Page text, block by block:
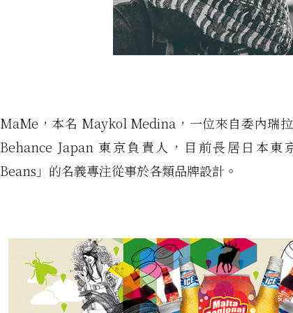
MaMe，本名 Maykol Medina，一位來自委內瑞
Behance Japan 東京負責人，目前長居日本東
Beans」的名義專注從事於各類品牌設計。